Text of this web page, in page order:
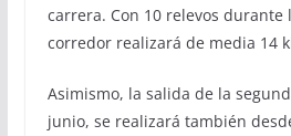
carrera. Con 10 relevos durante
corredor realizará de media 14
Asimismo, la salida de la
junio, se realizará también